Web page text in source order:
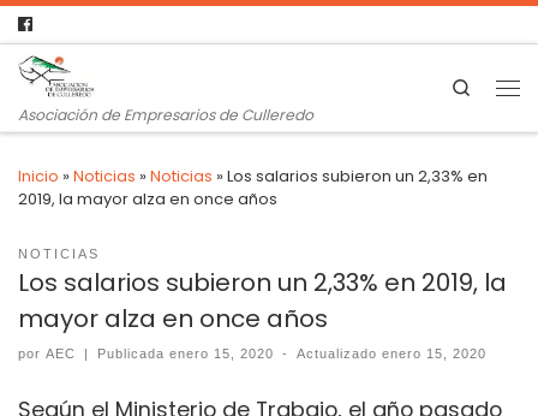
Asociación de Empresarios de Culleredo
Search
Inicio »Noticias »Noticias »Los salarios subieron un 2,33% en
2019, la mayor alza en once años
NOTICIAS
Los salarios subieron un 2,33% en 2019, la
mayor alza en once años
por AEC | Publicadaenero 15, 2020 - Actualizadoenero 15, 2020
Según el Ministerio de Trabajo, el año pasado